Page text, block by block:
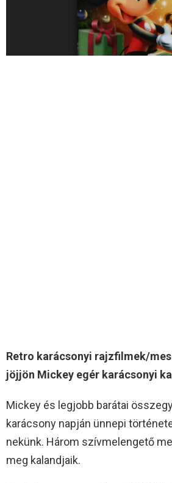
Retro karácsonyi rajzfilmek/
jöjjön Mickey egér karácsonyi
Mickey és legjobb barátai
karácsony napján ünnepi
nekünk. Három szívmelengető
meg kalandjaik.